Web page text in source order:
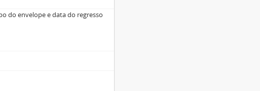
do envelope e data do regresso